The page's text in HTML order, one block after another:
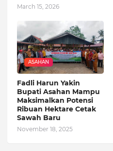
March 15, 2026
ASAHAN
Fadli Harun Yakin
Bupati Asahan Mampu
Maksimalkan Potensi
Ribuan Hektare Cetak
Sawah Baru
November 18, 2025